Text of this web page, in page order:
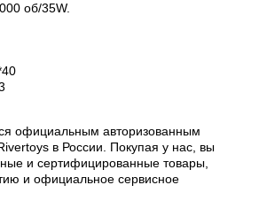
об/35W.
официальным авторизованным
в России.
Покупая у нас, вы
и сертифицированные товары,
и официальное сервисное